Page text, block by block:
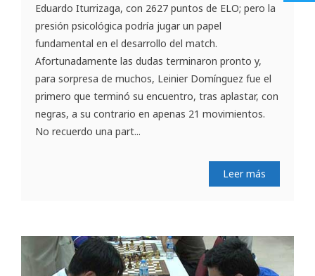
Eduardo Iturrizaga, con 2627 puntos de ELO; pero la
presión psicológica podría jugar un papel
fundamental en el desarrollo del match.
Afortunadamente las dudas terminaron pronto y,
para sorpresa de muchos, Leinier Domínguez fue el
primero que terminó su encuentro, tras aplastar, con
negras, a su contrario en apenas 21 movimientos.
No recuerdo una part...
Leer más